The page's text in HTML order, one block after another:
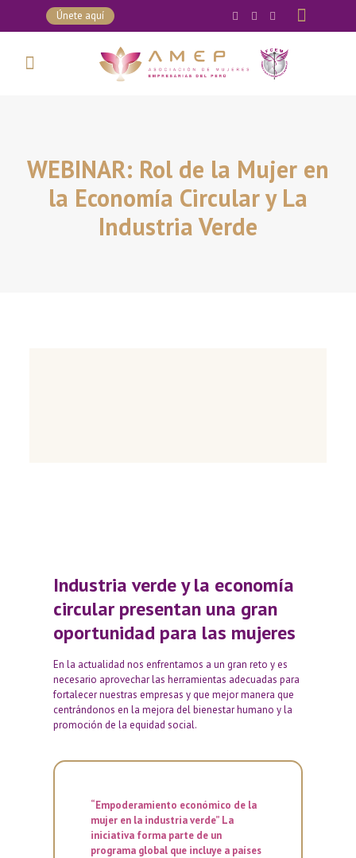
Únete aquí
WEBINAR: Rol de la Mujer en
la Economía Circular y La
Industria Verde
Industria verde y la economía
circular presentan una gran
oportunidad para las mujeres
En la actualidad nos enfrentamos a un gran reto y es
necesario aprovechar las herramientas adecuadas para
fortalecer nuestras empresas y que mejor manera que
centrándonos en la mejora del bienestar humano y la
promoción de la equidad social.
“Empoderamiento económico de la
mujer en la industria verde” La
iniciativa forma parte de un
programa global que incluye a países